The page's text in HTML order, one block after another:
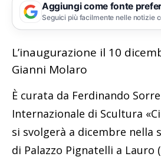
Aggiungi come fonte
Seguici più facilmente nelle notizie
L’inaugurazione il 10
Gianni Molaro
È curata da Ferdinando
Internazionale di Scultura
si svolgerà a dicembre nella
di Palazzo Pignatelli a Lauro